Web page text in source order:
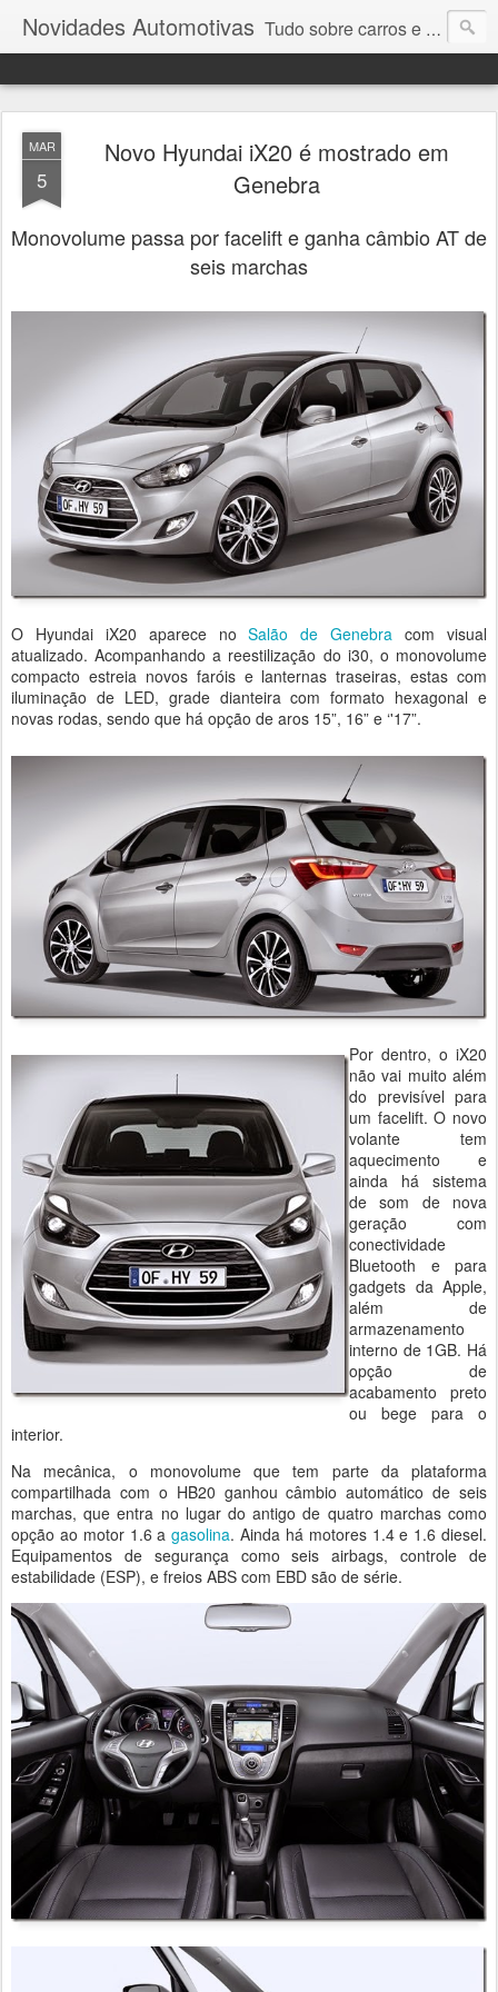
Novidades Automotivas Tudo sobre carros e motores
MAR
5
Novo Hyundai iX20 é mostrado em
Genebra
Monovolume passa por facelift e ganha câmbio AT de
seis marchas
O Hyundai iX20 aparece noSalão de Genebra com visual
atualizado. Acompanhando a reestilização do i30, o monovolume
compacto estreia novos faróis e lanternas traseiras, estas com
iluminação de LED, grade dianteira com formato hexagonal e
novas rodas, sendo que há opção de aros 15”, 16” e ‘'17”.
Por dentro, o iX20
não vai muito além
do previsível para
um facelift. O novo
volante tem
aquecimento e
ainda há sistema
de som de nova
geração com
conectividade
Bluetooth e para
gadgets da Apple,
além de
armazenamento
interno de 1GB. Há
opção de
acabamento preto
ou bege para o
interior.
Na mecânica, o monovolume que tem parte da plataforma
compartilhada com o HB20 ganhou câmbio automático de seis
marchas, que entra no lugar do antigo de quatro marchas como
opção ao motor 1.6 agasolina. Ainda há motores 1.4 e 1.6 diesel.
Equipamentos de segurança como seis airbags, controle de
estabilidade (ESP), e freios ABS com EBD são de série.